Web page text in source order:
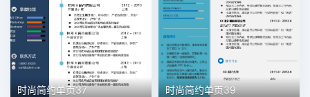
时尚简约单页37 时尚简约单页39